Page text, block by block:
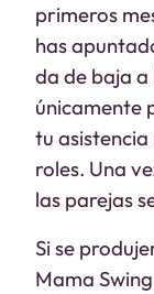
primeros
has
da de baja
únicamente
tu
roles. Una
las parejas
Si se
Mama